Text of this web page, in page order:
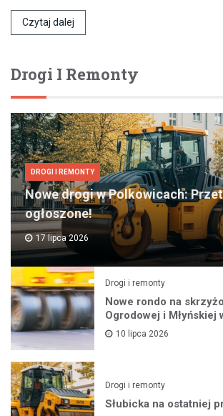
Czytaj dalej
Drogi I Remonty
DROGI I REMONTY
Nowe drogi w Polkowicach:
ogłoszone!
17 lipca 2026
Drogi i remonty
Nowe rondo na
Ogrodowej i Młyńskiej
10 lipca 2026
Drogi i remonty
Słubicka na ostatniej